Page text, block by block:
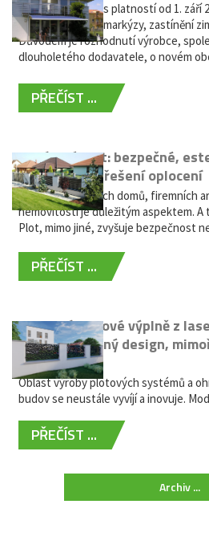
Vážení zákazníci, s platností od 1. září
nabídky výsuvné markýzy, zastínění
Důvodem je rozhodnutí výrobce,
dlouholetého dodavatele, o novém
PŘEČÍST ...
Hliníkový plot: bezpečné,
bezúdržbové řešení oplocení
Oplocení rodinných domů, firemních
nemovitostí je důležitým aspektem. A
Plot, mimo jiné, zvyšuje bezpečnost
PŘEČÍST ...
Moderní plotové výplně z
kovů: výjimečný design,
žádná údržba
Oblast výroby plotových systémů a
budov se neustále vyvíjí a inovuje.
PŘEČÍST ...
Archiv ...